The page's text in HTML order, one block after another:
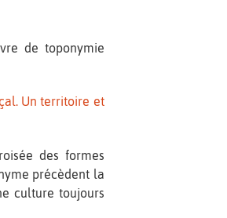
de toponymie
Un territoire et
des formes
précèdent la
culture toujours